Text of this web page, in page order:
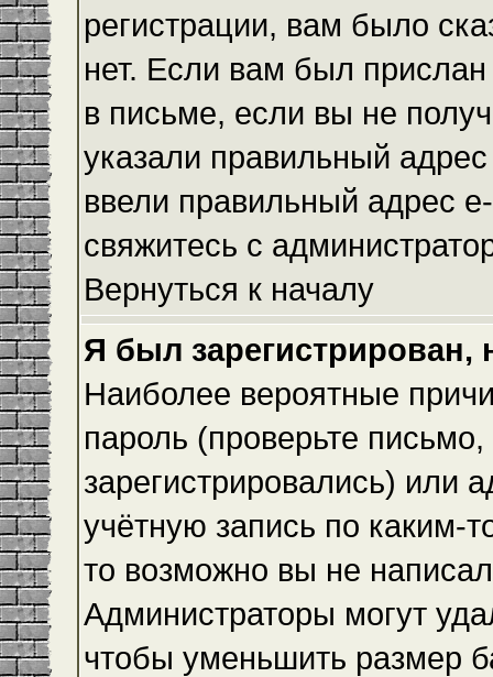
регистрации, вам было
нет. Если вам был
в письме, если вы не
указали правильный
ввели правильный адрес
свяжитесь с
Вернуться к началу
Я был зарегистрирован,
Наиболее вероятные
пароль (проверьте
зарегистрировались) или
учётную запись по каким-
то возможно вы не
Администраторы могут
чтобы уменьшить размер